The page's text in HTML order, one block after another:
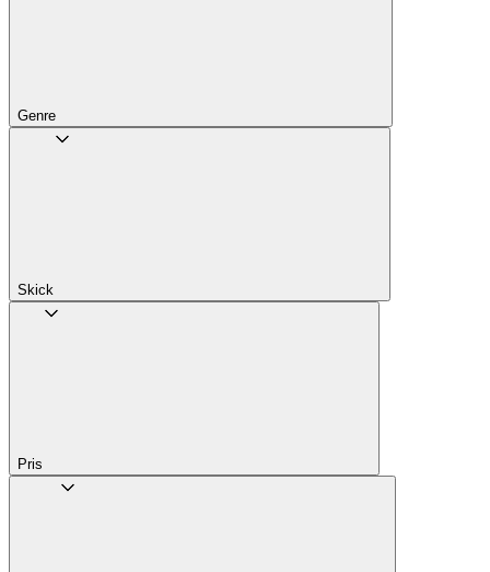
Genre
Skick
Pris